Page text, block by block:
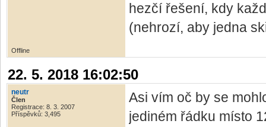
hezčí řešení, kdy
(nehrozí, aby jedna
Offline
22. 5. 2018 16:02:50
neutr
Člen
Registrace: 8. 3. 2007
Příspěvků: 3,495
Asi vím oč by se
jediném řádku místo